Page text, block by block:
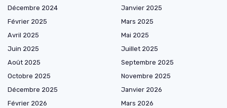
Décembre 2024
Janvier 2025
Février 2025
Mars 2025
Avril 2025
Mai 2025
Juin 2025
Juillet 2025
Août 2025
Septembre 2025
Octobre 2025
Novembre 2025
Décembre 2025
Janvier 2026
Février 2026
Mars 2026